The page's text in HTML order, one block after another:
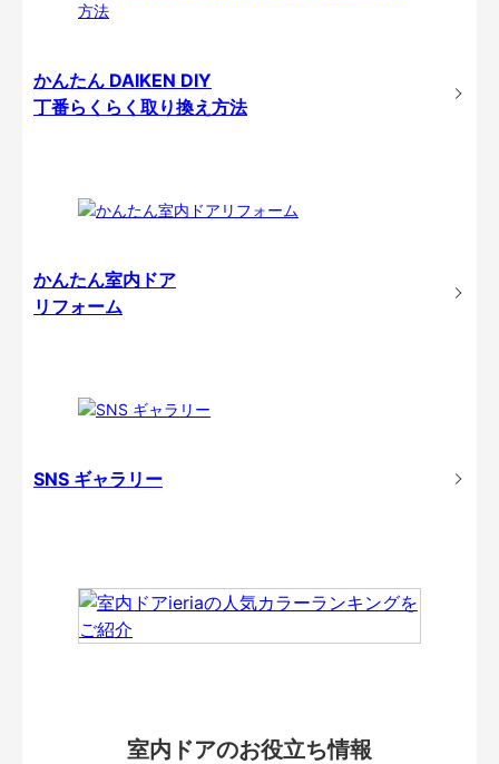
かんたん DAIKEN DIY
丁番らくらく取り換え方法
かんたん室内ドア
リフォーム
SNS ギャラリー
室内ドアのお役立ち情報